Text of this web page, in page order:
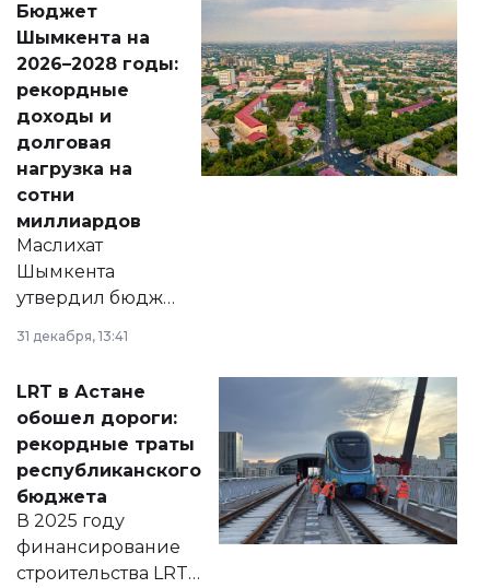
народу
Венесуэлы.
Бюджет
Шымкента на
2026–2028 годы:
рекордные
доходы и
долговая
нагрузка на
сотни
миллиардов
Маслихат
Шымкента
утвердил бюджет
города на 2026–
2028 годы.
документ
появился в базе
нормативных
правовых актов и
на сайте маслихат
города.
31 декабря, 13:41
LRT в Астане
обошел дороги:
рекордные траты
республиканского
бюджета
В 2025 году
финансирование
строительства LRT